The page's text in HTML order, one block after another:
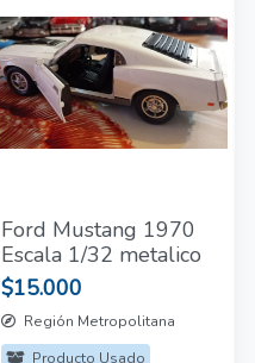
Ford Mustang 1970
Escala 1/32 metalico
$15.000
Región Metropolitana
Producto Usado